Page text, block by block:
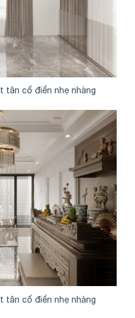
tân cổ điển nhẹ nhàng
tân cổ điển nhẹ nhàng